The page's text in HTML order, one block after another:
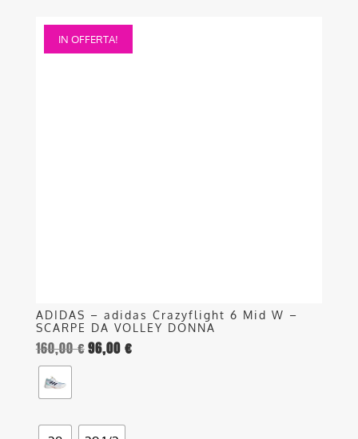
IN OFFERTA!
ADIDAS – adidas Crazyflight 6 Mid W –
SCARPE DA VOLLEY DONNA
160,00€96,00 €
Questo
prodotto